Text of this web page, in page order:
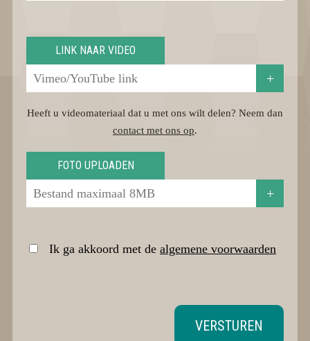
LINK NAAR VIDEO
+
Heeft u videomateriaal dat u met ons wilt delen? Neem dan
contact met ons op.
FOTO UPLOADEN
+
Ik ga akkoord met de algemene voorwaarden
VERSTUREN